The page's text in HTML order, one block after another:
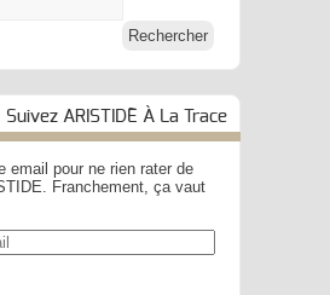
Suivez ARISTIDE À La Trace
email pour ne rien rater de
Franchement, ça vaut